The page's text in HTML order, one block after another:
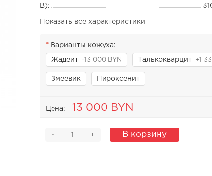
В):
Показать все характеристики
Варианты кожуха:
Жадеит -13 000 BYN Талькокварцит +1
Змеевик Пироксенит
Цена: 13 000 BYN
+
- В корзину